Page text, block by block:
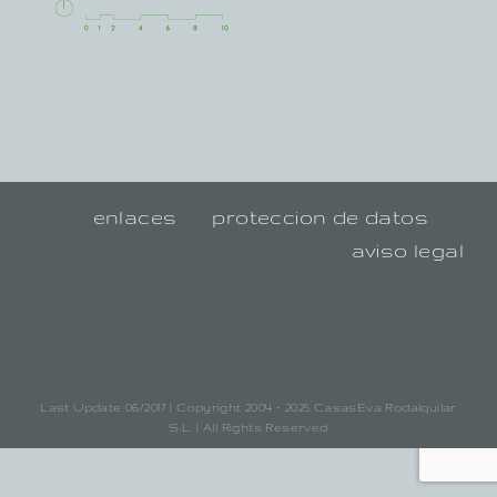
enlaces
proteccion de datos
aviso legal
Last Update 06/2017 | Copyright 2004 - 2025 CasasEva Rodalquilar
S.L. | All Rights Reserved